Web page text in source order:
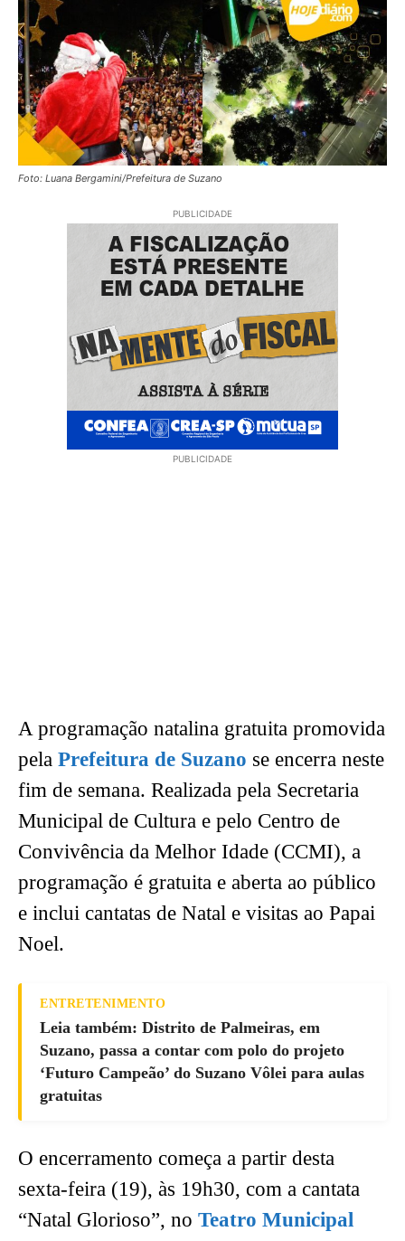
Foto: Luana Bergamini/Prefeitura de Suzano
PUBLICIDADE
PUBLICIDADE
A programação natalina gratuita promovida
pela Prefeitura de Suzano se encerra neste
fim de semana. Realizada pela Secretaria
Municipal de Cultura e pelo Centro de
Convivência da Melhor Idade (CCMI), a
programação é gratuita e aberta ao público
e inclui cantatas de Natal e visitas ao Papai
Noel.
ENTRETENIMENTO
Leia também: Distrito de Palmeiras, em
Suzano, passa a contar com polo do projeto
‘Futuro Campeão’ do Suzano Vôlei para aulas
gratuitas
O encerramento começa a partir desta
sexta-feira (19), às 19h30, com a cantata
“Natal Glorioso”, no Teatro Municipal